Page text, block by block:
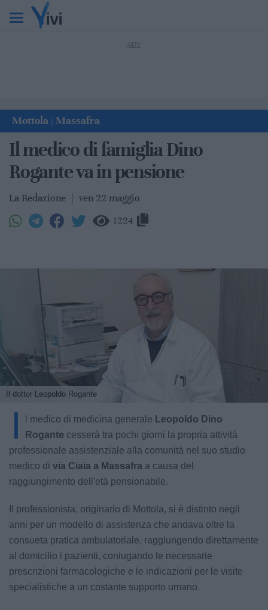
Mottola Massafra
Il medico di famiglia Dino
Rogante va in pensione
La Redazione ven 22 maggio
1224
Il dottor Leopoldo Rogante
I l medico di medicina generale Leopoldo Dino
Rogante cesserà tra pochi giorni la propria attività
professionale assistenziale alla comunità nel suo studio
medico di via Ciaia a Massafra a causa del
raggiungimento dell'età pensionabile.
Il professionista, originario di Mottola, si è distinto negli
anni per un modello di assistenza che andava oltre la
consueta pratica ambulatoriale, raggiungendo direttamente
al domicilio i pazienti, coniugando le necessarie
prescrizioni farmacologiche e le indicazioni per le visite
specialistiche a un costante supporto umano.